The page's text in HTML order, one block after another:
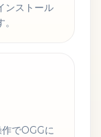
ンストール
でOGGに